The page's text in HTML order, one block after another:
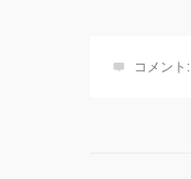
コメント: